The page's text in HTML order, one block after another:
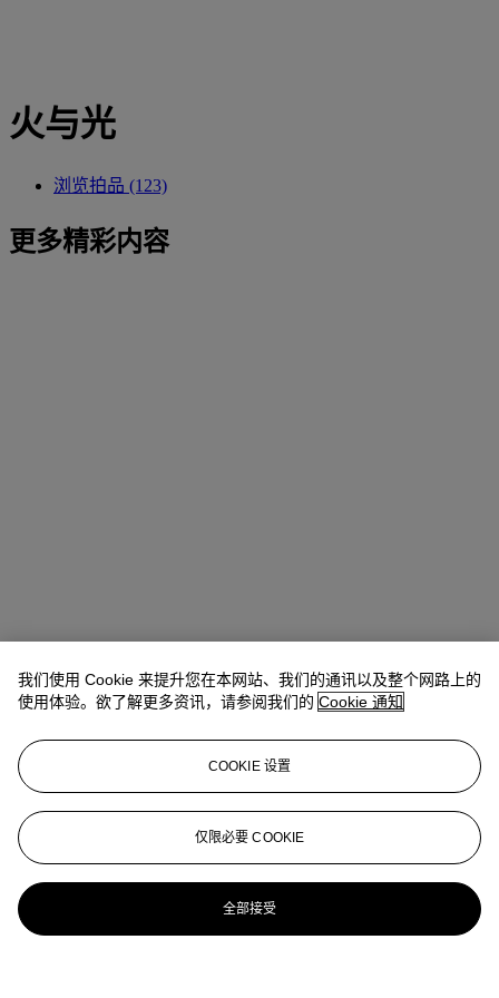
火与光
浏览拍品 (123)
更多精彩内容
我们使用 Cookie 来提升您在本网站、我们的通讯以及整个网路上的
使用体验。欲了解更多资讯，请参阅我们的 Cookie 通知
COOKIE 设置
仅限必要 COOKIE
全部接受